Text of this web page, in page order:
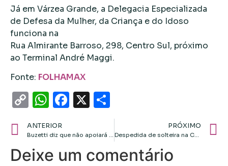
Já em Várzea Grande, a Delegacia Especializada
de Defesa da Mulher, da Criança e do Idoso
funciona na
Rua Almirante Barroso, 298, Centro Sul, próximo
ao Terminal André Maggi.
Fonte: FOLHAMAX
CopyWhatsApp
Facebook
X
ANTERIOR
Buzetti diz que não apoiará o PT e continua com grupo de Mendes
PRÓXIMO
Despedida de solteira na Carreta Furacão em Cuiabá
Deixe um comentário